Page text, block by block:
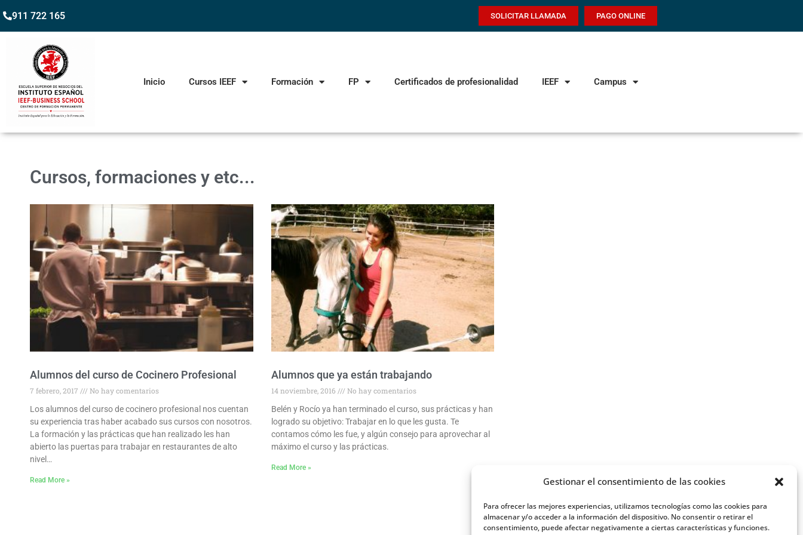
Gestionar el consentimiento de las cookies
Para ofrecer las mejores experiencias, utilizamos tecnologías como las cookies para
almacenar y/o acceder a la información del dispositivo. No consentir o retirar el
consentimiento, puede afectar negativamente a ciertas características y funciones.
911 722 165 SOLICITAR LLAMADA PAGO ONLINE
Inicio Cursos IEEF Formación FP Certificados de profesionalidad IEEF Campus
Cursos, formaciones y etc...
Alumnos del curso de Cocinero Profesional
7 febrero, 2017
No hay comentarios
Los alumnos del curso de cocinero profesional nos cuentan
su experiencia tras haber acabado sus cursos con nosotros.
La formación y las prácticas que han realizado les han
abierto las puertas para trabajar en restaurantes de alto
nivel…
Read More »
Alumnos que ya están trabajando
14 noviembre, 2016
No hay comentarios
Belén y Rocío ya han terminado el curso, sus prácticas y han
logrado su objetivo: Trabajar en lo que les gusta. Te
contamos cómo les fue, y algún consejo para aprovechar al
máximo el curso y las prácticas.
Read More »